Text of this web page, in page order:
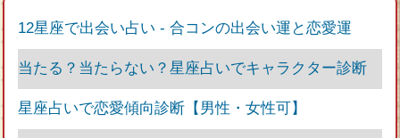
12星座で出会い占い - 合コンの出会い運と恋愛運
当たる？当たらない？星座占いでキャラクター診断
星座占いで恋愛傾向診断【男性・女性可】